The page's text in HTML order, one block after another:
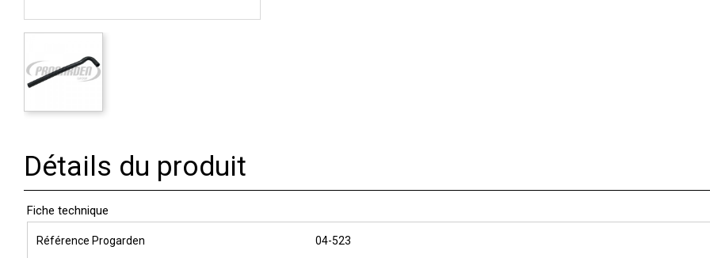
Détails du produit
Fiche technique
Référence Progarden 04-523